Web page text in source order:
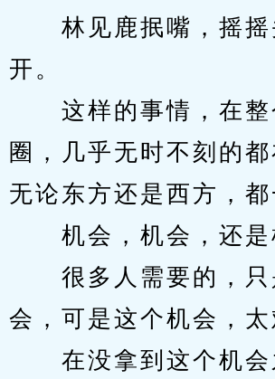
林见鹿抿嘴，摇摇
开。
这样的事情，在整
圈，几乎无时不刻的都
无论东方还是西方，都
机会，机会，还是
很多人需要的，只
会，可是这个机会，太
在没拿到这个机会